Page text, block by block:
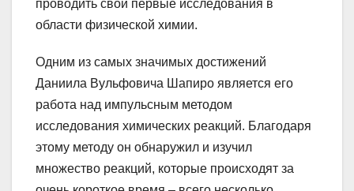
проводить свои первые исследования в
области физической химии.
Одним из самых значимых достижений
Даниила Вульфовича Шапиро является его
работа над импульсным методом
исследования химических реакций. Благодаря
этому методу он обнаружил и изучил
множество реакций, которые происходят за